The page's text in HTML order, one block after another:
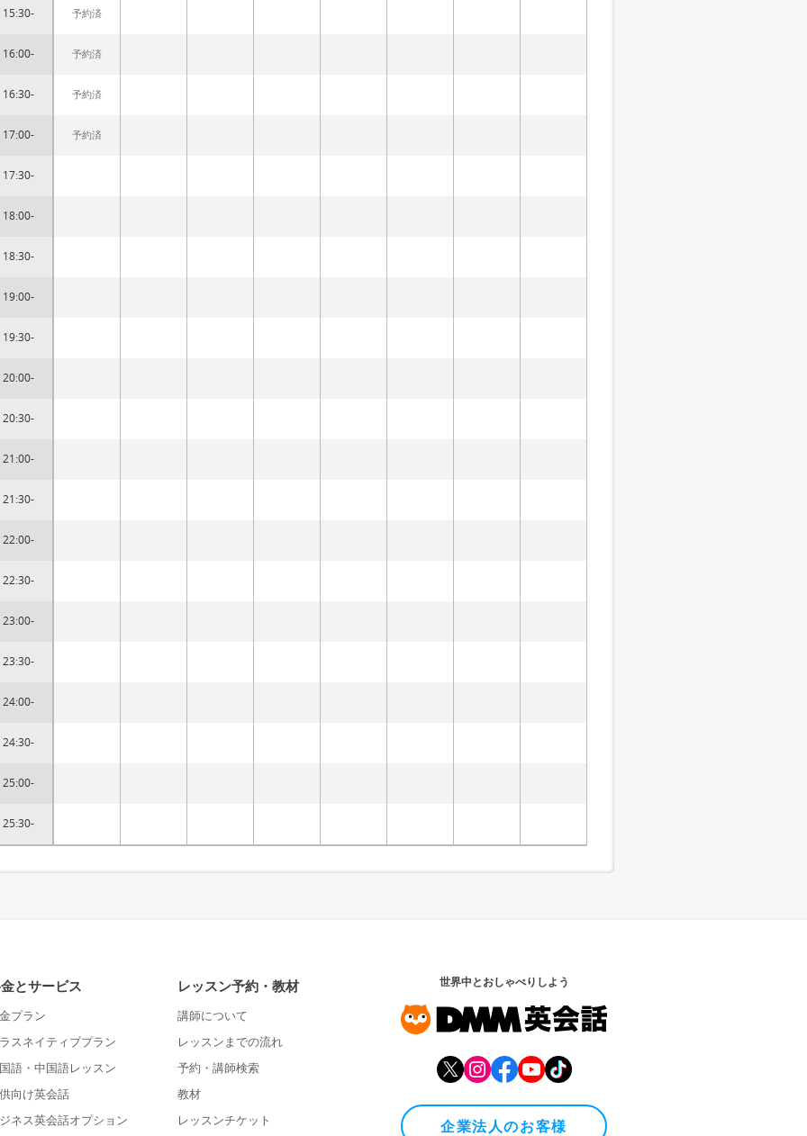
15:30-
16:00-
16:30-
17:00-
17:30-
18:00-
18:30-
19:00-
19:30-
20:00-
20:30-
21:00-
21:30-
22:00-
22:30-
23:00-
23:30-
24:00-
24:30-
25:00-
25:30-
予約済
予約済
予約済
予約済
とサービス
プラン
スネイティブプラン
語・中国語レッスン
向け英会話
ネス英会話オプション
レッスン予約・教材
講師について
レッスンまでの流れ
予約・講師検索
教材
レッスンチケット
世界中とおしゃべりしよう
企業法人のお客様